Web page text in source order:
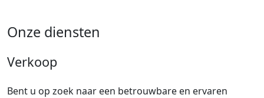
Onze diensten
Verkoop
Bent u op zoek naar een betrouwbare en ervaren